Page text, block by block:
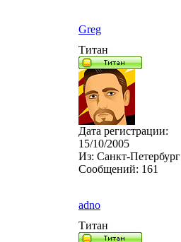
Greg
Титан
Дата регистрации:
15/10/2005
Из: Санкт-Петербург
Сообщений: 161
adno
Титан